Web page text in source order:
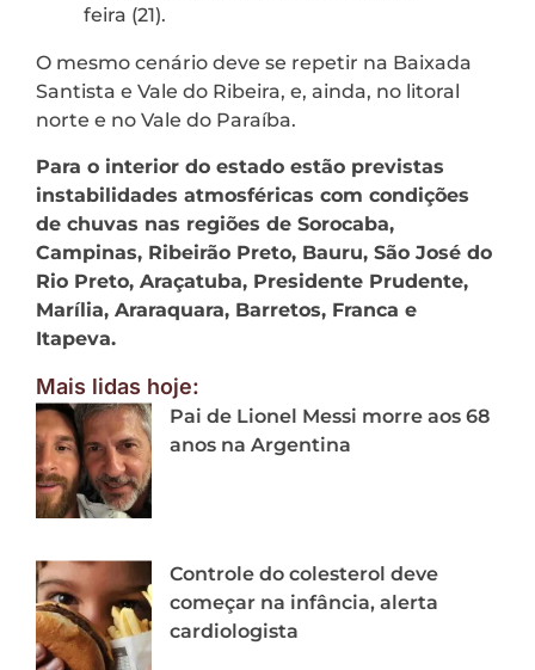
feira (21).
O mesmo cenário deve se repetir na Baixada
Santista e Vale do Ribeira, e, ainda, no litoral
norte e no Vale do Paraíba.
Para o interior do estado estão previstas
instabilidades atmosféricas com condições
de chuvas nas regiões de Sorocaba,
Campinas, Ribeirão Preto, Bauru, São José do
Rio Preto, Araçatuba, Presidente Prudente,
Marília, Araraquara, Barretos, Franca e
Itapeva.
Mais lidas hoje:
Pai de Lionel Messi morre aos 68
anos na Argentina
Controle do colesterol deve
começar na infância, alerta
cardiologista